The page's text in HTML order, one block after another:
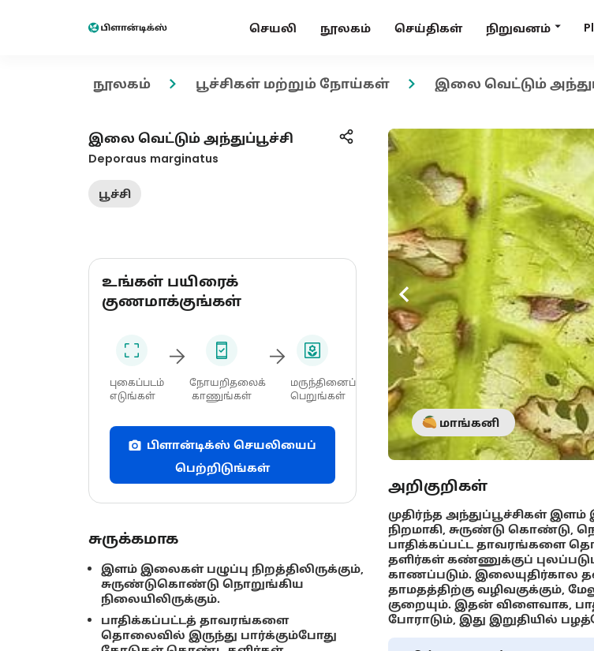
செயலி நூலகம் செய்திகள் நிறுவனம்
நூலகம் பூச்சிகள் மற்றும் நோய்கள் இலை வெட்டும்
இலை வெட்டும் அந்துப்பூச்சி
Deporaus marginatus
பூச்சி
உங்கள் பயிரைக்
குணமாக்குங்கள்
புகைப்படம்
எடுங்கள்
நோயறிதலைக்
காணுங்கள்
மருந்தினைப்
பெறுங்கள்
பிளான்டிக்ஸ் செயலியைப்
பெற்றிடுங்கள்
சுருக்கமாக
இளம் இலைகள் பழுப்பு நிறத்திலிருக்கும்,
சுருண்டுகொண்டு நொறுங்கிய
நிலையிலிருக்கும்.
பாதிக்கப்பட்டத் தாவரங்களை
தொலைவில் இருந்து பார்க்கும்போது
மாங்கனி
அறிகுறிகள்
முதிர்ந்த அந்துப்பூச்சிகள்
நிறமாகி, சுருண்டு கொண்டு,
பாதிக்கப்பட்ட தாவரங்களை
தளிர்கள் கண்ணுக்குப்
காணப்படும். இலையுதிர்கால
தாமதத்திற்கு வழிவகுக்கும்,
குறையும். இதன் விளைவாக,
போராடும், இது இறுதியில்